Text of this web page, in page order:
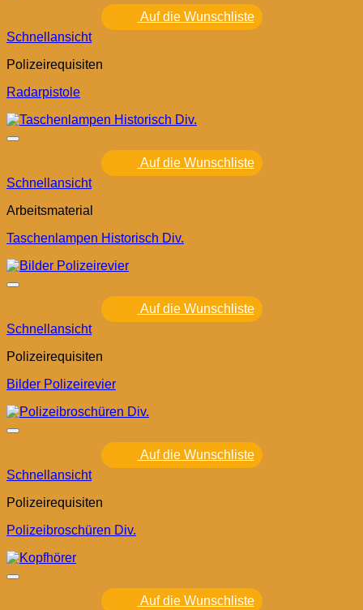
Auf die Wunschliste
Schnellansicht
Polizeirequisiten
Radarpistole
Auf die Wunschliste
Schnellansicht
Arbeitsmaterial
Taschenlampen Historisch Div.
Auf die Wunschliste
Schnellansicht
Polizeirequisiten
Bilder Polizeirevier
Auf die Wunschliste
Schnellansicht
Polizeirequisiten
Polizeibroschüren Div.
Auf die Wunschliste